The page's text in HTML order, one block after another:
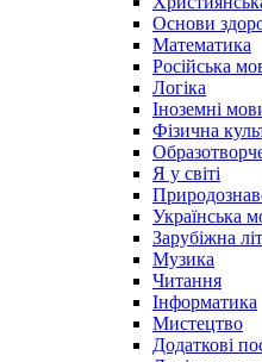
Основи
Математика
Російська
Логіка
Іноземні
Фізична
Я у світі
Українська
Зарубіжна
Музика
Читання
Інформатика
Мистецтво
Додаткові